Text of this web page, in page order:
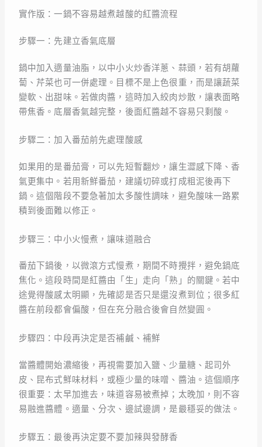
實作版：一鍋不容易越煮越酸的紅醬流程
步驟一：先建立香氣底層
鍋中加入適量油脂，以中小火炒香洋蔥、蒜頭，若有胡蘿
蔔、芹菜也可一併處理。目標不是上色很重，而是讓蔬菜
變軟、出甜味。若做肉醬，這時加入絞肉炒散，讓表面略
帶焦香。底層香氣越完整，後面紅醬越不容易只剩酸。
步驟二：加入番茄前先處理酸感
如果用的是番茄膏，可以先短暫翻炒，讓生澀感下降、香
氣更集中。若用新鮮番茄，建議切碎或打成粗泥後再下
鍋。這個階段不要急著加太多酸性調味，避免酸味一路累
積到後面難以修正。
步驟三：中小火慢煮，讓味道融合
番茄下鍋後，以微滾方式慢煮，期間不時攪拌，避免鍋底
焦化。這段時間是紅醬由「生」走向「熟」的關鍵。若中
途覺得酸感太明顯，先確認是否只是還沒煮到位；很多紅
醬在前段都會偏酸，但在充分融合後會自然變圓。
步驟四：中段再決定是否補鹹、補鮮
當醬體開始濃縮後，再視需要加入鹽、少量糖、起司外
皮、昆布式鮮味材料，或極少量的味噌、醬油。這個順序
很重要：太早加進去，味道容易被煮掉；太晚加，則不容
易融進醬體。適量、分次、邊試邊調，是最穩妥的做法。
步驟五：最後再決定要不要加辣與發酵香